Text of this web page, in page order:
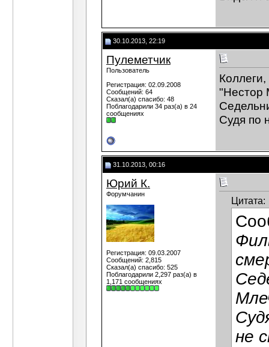
30.10.2013, 22:19
Пулеметчик
Пользователь
Регистрация: 02.09.2008
Сообщений: 64
Сказал(а) спасибо: 48
Поблагодарили 34 раз(а) в 24
сообщениях
"Нестор
Судя по
31.10.2013, 00:16
Юрий К.
Форумчанин
Регистрация: 09.03.2007
Сообщений: 2,815
Сказал(а) спасибо: 525
Поблагодарили 2,297 раз(а) в
1,171 сообщениях
Цитата:
не